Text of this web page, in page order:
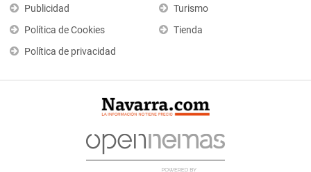
Publicidad
Política de Cookies
Política de privacidad
Turismo
Tienda